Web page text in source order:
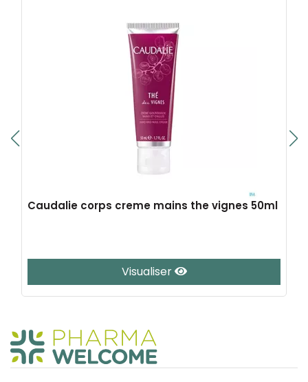
Caudalie corps creme mains the vignes 50ml
Visualiser